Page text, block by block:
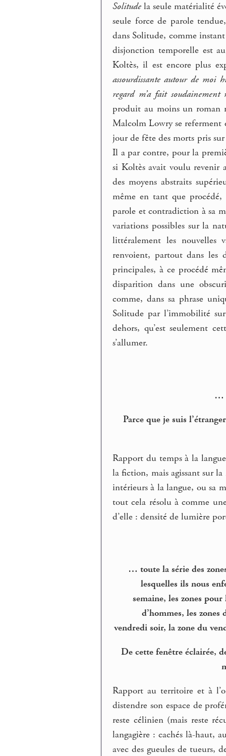
Solitude la seule matérialité
seule force de parole
dans Solitude, comme
disjonction temporelle est
Koltès, il est encore plus
assourdissante autour de
regard m’a fait
produit au moins un roman
Malcolm Lowry se referment
jour de fête des morts pris
Il a par contre, pour la
si Koltès avait voulu revenir
des moyens abstraits
même en tant que
parole et contradiction à sa
variations possibles sur la
littéralement les nouvelles
renvoient, partout dans les
principales, à ce procédé
disparition dans une
comme, dans sa phrase
Solitude par l’immobilité
dehors, qu’est seulement
s’allumer.
…
Parce que je suis
Rapport du temps à la
la fiction, mais agissant sur
intérieurs à la langue, ou sa
tout cela résolu à comme
d’elle : densité de lumière
… toute la série des
lesquelles ils nous
semaine, les zones
d’hommes, les zones
vendredi soir, la zone du
De cette fenêtre éclairée,
Rapport au territoire et à
distendre son espace de
reste célinien (mais reste
langagière : cachés là-haut,
avec des gueules de tueurs,